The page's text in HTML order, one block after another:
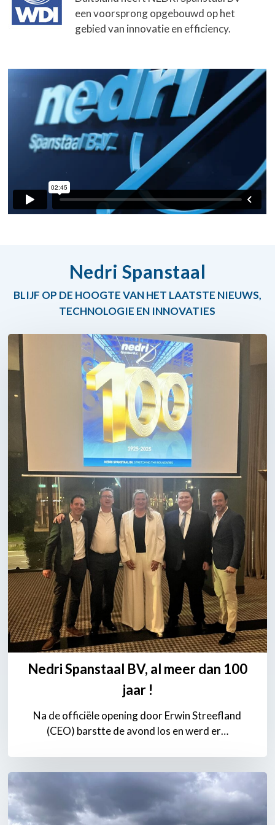
een voorsprong opgebouwd op het
gebied van innovatie en efficiency.
Nedri Spanstaal
BLIJF OP DE HOOGTE VAN HET LAATSTE NIEUWS,
TECHNOLOGIE EN INNOVATIES
Nedri
Spanstaal
BV,
al
meer
dan
100
jaar
!
Nedri Spanstaal BV, al meer dan 100
jaar !
Na de officiële opening door Erwin Streefland
(CEO) barstte de avond los en werd er…
Van
staalstreng
tot